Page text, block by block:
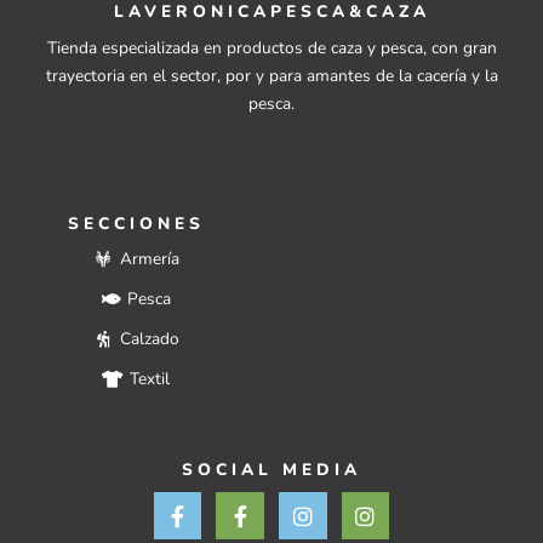
LAVERONICAPESCA&CAZA
Tienda especializada en productos de caza y pesca, con gran
trayectoria en el sector, por y para amantes de la cacería y la
pesca.
SECCIONES
Armería
Pesca
Calzado
Textil
SOCIAL MEDIA
F
a
F
a
I
n
I
n